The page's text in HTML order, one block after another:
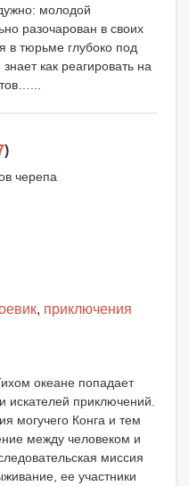
молодой
разочарован в своих
в тюрьме глубоко под
как реагировать на
)
, приключения
океане попадает
искателей приключений.
могучего Конга и тем
между человеком и
миссия
ее участники